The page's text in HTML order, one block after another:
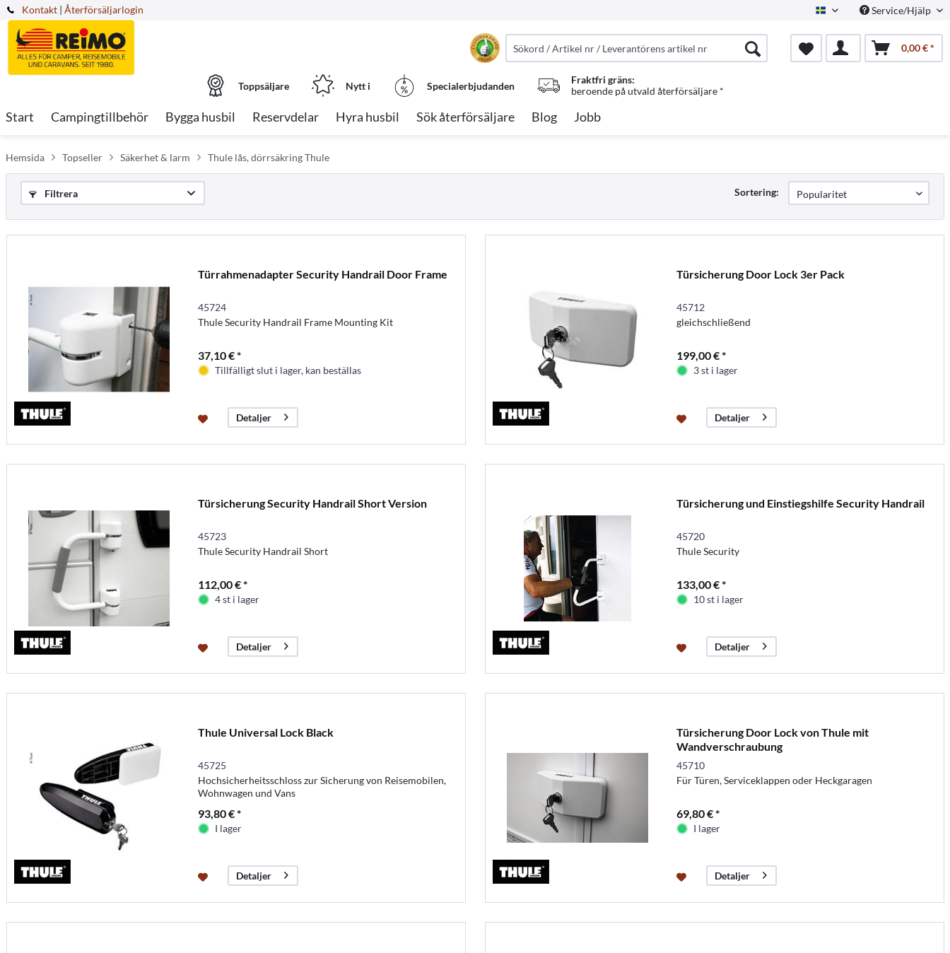
Kontakt Swedish Service/Hjälp
| Återförsäljarlogin
0,00 € *
Toppsäljare Nytt i Specialerbjudanden
Fraktfri gräns:
beroende på utvald återförsäljare *
Start Campingtillbehör Bygga husbil Reservdelar Hyra husbil Sök återförsäljare Blog Jobb
Hemsida Topseller Säkerhet & larm Thule lås, dörrsäkring Thule
Filtrera Sortering:
Türrahmenadapter Security Handrail Door Frame
45724
Thule Security Handrail Frame Mounting Kit
37,10 € *
Tillfälligt slut i lager, kan beställas
Detaljer
Türsicherung Door Lock 3er Pack
45712
gleichschließend
199,00 € *
3 st i lager
Detaljer
Türsicherung Security Handrail Short Version
45723
Thule Security Handrail Short
112,00 € *
4 st i lager
Detaljer
Türsicherung und Einstiegshilfe Security Handrail
45720
Thule Security
133,00 € *
10 st i lager
Detaljer
Thule Universal Lock Black
45725
Hochsicherheitsschloss zur Sicherung von Reisemobilen,
Wohnwagen und Vans
93,80 € *
I lager
Detaljer
Türsicherung Door Lock von Thule mit
Wandverschraubung
45710
Für Türen, Serviceklappen oder Heckgaragen
69,80 € *
I lager
Detaljer